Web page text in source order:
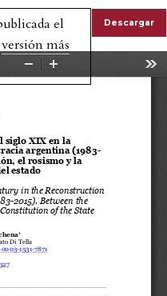
el
versión más
Descargar